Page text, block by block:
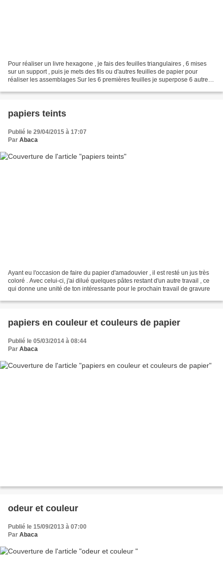
Pour réaliser un livre hexagone , je fais des feuilles triangulaires , 6 mises
sur un support , puis je mets des fils ou d'autres feuilles de papier pour
réaliser les assemblages Sur les 6 premières feuilles je superpose 6 autres
papiers teints
Publié le 29/04/2015 à 17:07
Par Abaca
Ayant eu l'occasion de faire du papier d'amadouvier , il est resté un jus très
coloré . Avec celui-ci, j'ai dilué quelques pâtes restant d'un autre travail , ce
qui donne une unité de ton intéressante pour le prochain travail de gravure
papiers en couleur et couleurs de papier
Publié le 05/03/2014 à 08:44
Par Abaca
odeur et couleur
Publié le 15/09/2013 à 07:00
Par Abaca